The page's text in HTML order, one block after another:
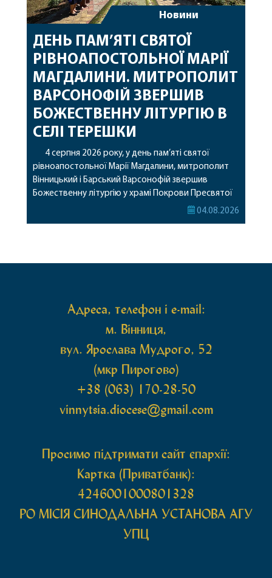
Новини
ДЕНЬ ПАМ’ЯТІ СВЯТОЇ
РІВНОАПОСТОЛЬНОЇ МАРІЇ
МАГДАЛИНИ. МИТРОПОЛИТ
ВАРСОНОФІЙ ЗВЕРШИВ
БОЖЕСТВЕННУ ЛІТУРГІЮ В
СЕЛІ ТЕРЕШКИ
4 серпня 2026 року, у день пам’яті святої
рівноапостольної Марії Магдалини, митрополит
Вінницький і Барський Варсонофій звершив
Божественну літургію у храмі Покрови Пресвятої
Богородиці села Терешки Барського благочиння.
04.08.2026
Адреса, телефон і e-mail:
м. Вінниця,
вул. Ярослава Мудрого, 52
(мкр Пирогово)
+38 (063) 170-28-50
vinnytsia.diocese@gmail.com
Просимо підтримати сайт єпархії:
Картка (Приватбанк):
4246001000801328
РО МIСIЯ СИНОДАЛЬНА УСТАНОВА АГУ
УПЦ